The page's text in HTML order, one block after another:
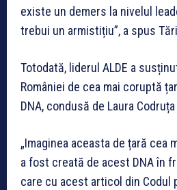
existe un demers la nivelul
trebui un armistițiu”, a spus
Totodată, liderul ALDE a
României de cea mai coruptă
DNA, condusă de Laura
„Imaginea aceasta de țară cea
a fost creată de acest DNA în
care cu acest articol din Codul